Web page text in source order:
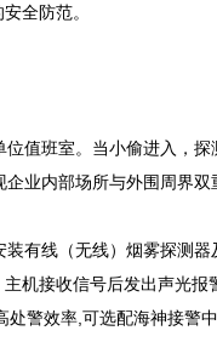
全防范。
班室。当小偷进入，探
内部场所与外围周界
有线（无线）烟雾探测
机接收信号后发出声光
警效率,可选配海神接警